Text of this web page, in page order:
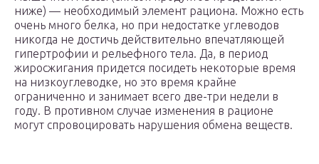
ниже) — необходимый элемент рациона. Можно есть
очень много белка, но при недостатке углеводов
никогда не достичь действительно впечатляющей
гипертрофии и рельефного тела. Да, в период
жиросжигания придется посидеть некоторые время
на низкоуглеводке, но это время крайне
ограниченно и занимает всего две-три недели в
году. В противном случае изменения в рационе
могут спровоцировать нарушения обмена веществ.